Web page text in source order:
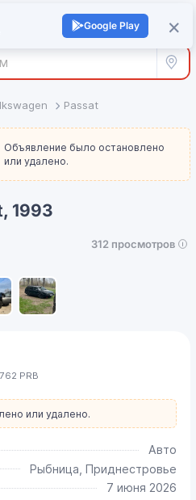
Войти +
Все
Passat
Объявление было остановлено
или удалено.
1993
312 просмотров
PRB
или удалено.
Авто
Рыбница, Приднестровье
7 июня 2026
×
Google Play